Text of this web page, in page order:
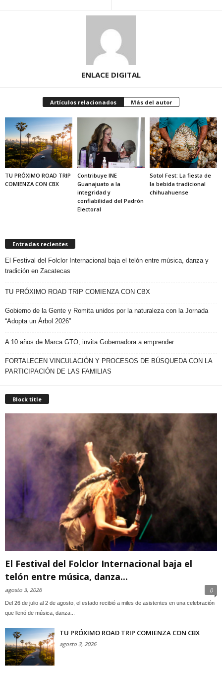
ENLACE DIGITAL
Artículos relacionados Más del autor
TU PRÓXIMO ROAD TRIP
COMIENZA CON CBX
Contribuye INE
Guanajuato a la
integridad y
confiabilidad del Padrón
Electoral
Sotol Fest: La fiesta de
la bebida tradicional
chihuahuense
Entradas recientes
El Festival del Folclor Internacional baja el telón entre música, danza y
tradición en Zacatecas
TU PRÓXIMO ROAD TRIP COMIENZA CON CBX
Gobierno de la Gente y Romita unidos por la naturaleza con la Jornada
“Adopta un Árbol 2026”
A 10 años de Marca GTO, invita Gobernadora a emprender
FORTALECEN VINCULACIÓN Y PROCESOS DE BÚSQUEDA CON LA
PARTICIPACIÓN DE LAS FAMILIAS
Block title
El Festival del Folclor Internacional baja el
telón entre música, danza...
agosto 3, 2026 0
Del 26 de julio al 2 de agosto, el estado recibió a miles de asistentes en una celebración
que llenó de música, danza...
TU PRÓXIMO ROAD TRIP COMIENZA CON CBX
agosto 3, 2026